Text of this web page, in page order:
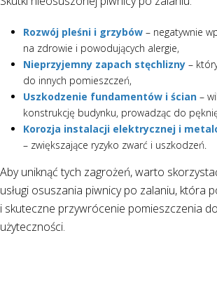
Rozwój pleśni i grzybów– negatywnie
na zdrowie i powodujących alergie,
Nieprzyjemny zapach stęchlizny–
do innych pomieszczeń,
Uszkodzenie fundamentów i ścian–
konstrukcję budynku, prowadząc do
Korozja instalacji elektrycznej i
– zwiększające ryzyko zwarć i uszkodzeń.
Aby uniknąć tych zagrożeń, warto
usługi osuszania piwnicy po zalaniu, która
i skuteczne przywrócenie pomieszczenia
użyteczności.